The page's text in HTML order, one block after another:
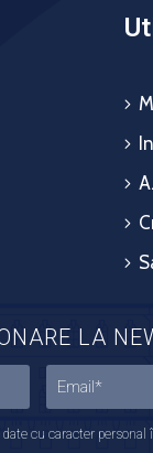
LA
cu caracter